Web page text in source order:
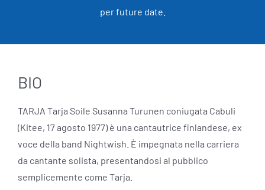
per future date.
BIO
TARJA Tarja Soile Susanna Turunen coniugata Cabuli
(Kitee, 17 agosto 1977) è una cantautrice finlandese, ex
voce della band Nightwish. È impegnata nella carriera
da cantante solista, presentandosi al pubblico
semplicemente come Tarja.